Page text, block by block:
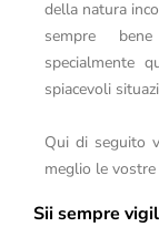
della natura
sempre
specialmente
spiacevoli
Qui di seguito
meglio le
Sii sempre